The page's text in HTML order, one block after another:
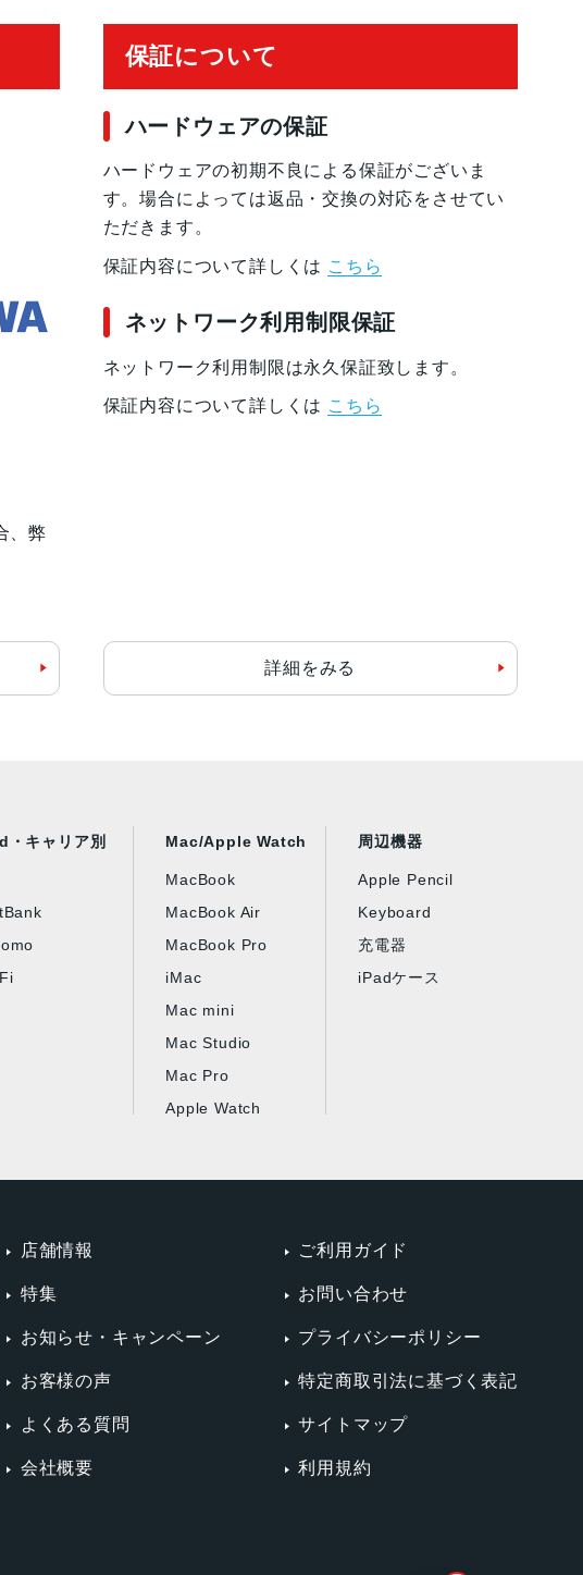
、弊
保証について
ハードウェアの保証
ハードウェアの初期不良による保証がございま
す。場合によっては返品・交換の対応をさせてい
ただきます。
保証内容について詳しくは こちら
ネットワーク利用制限保証
ネットワーク利用制限は永久保証致します。
保証内容について詳しくは こちら
詳細をみる
・キャリア別 Mac/Apple Watch
MacBook
MacBook Air
MacBook Pro
iMac
Mac mini
Mac Studio
Mac Pro
Apple Watch
周辺機器
Apple Pencil
Keyboard
充電器
iPadケース
店舗情報
特集
お知らせ・キャンペーン
お客様の声
よくある質問
会社概要
ご利用ガイド
お問い合わせ
プライバシーポリシー
特定商取引法に基づく表記
サイトマップ
利用規約